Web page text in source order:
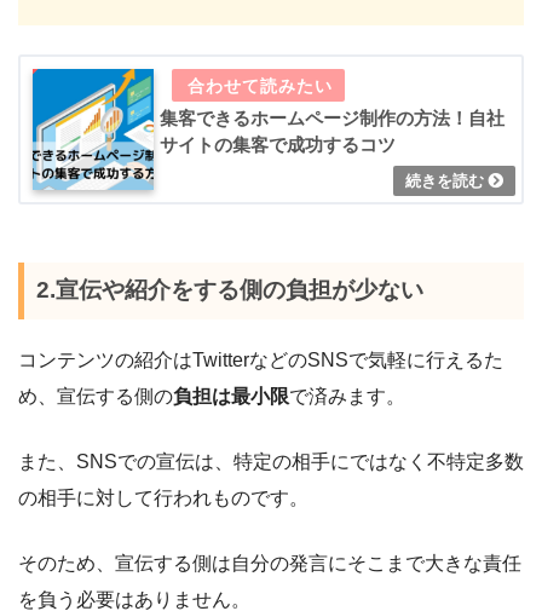
集客できるホームページ制作の方法！自社
サイトの集客で成功するコツ
2.宣伝や紹介をする側の負担が少ない
コンテンツの紹介はTwitterなどのSNSで気軽に行えるた
め、宣伝する側の負担は最小限で済みます。
また、SNSでの宣伝は、特定の相手にではなく不特定多数
の相手に対して行われものです。
そのため、宣伝する側は自分の発言にそこまで大きな責任
を負う必要はありません。